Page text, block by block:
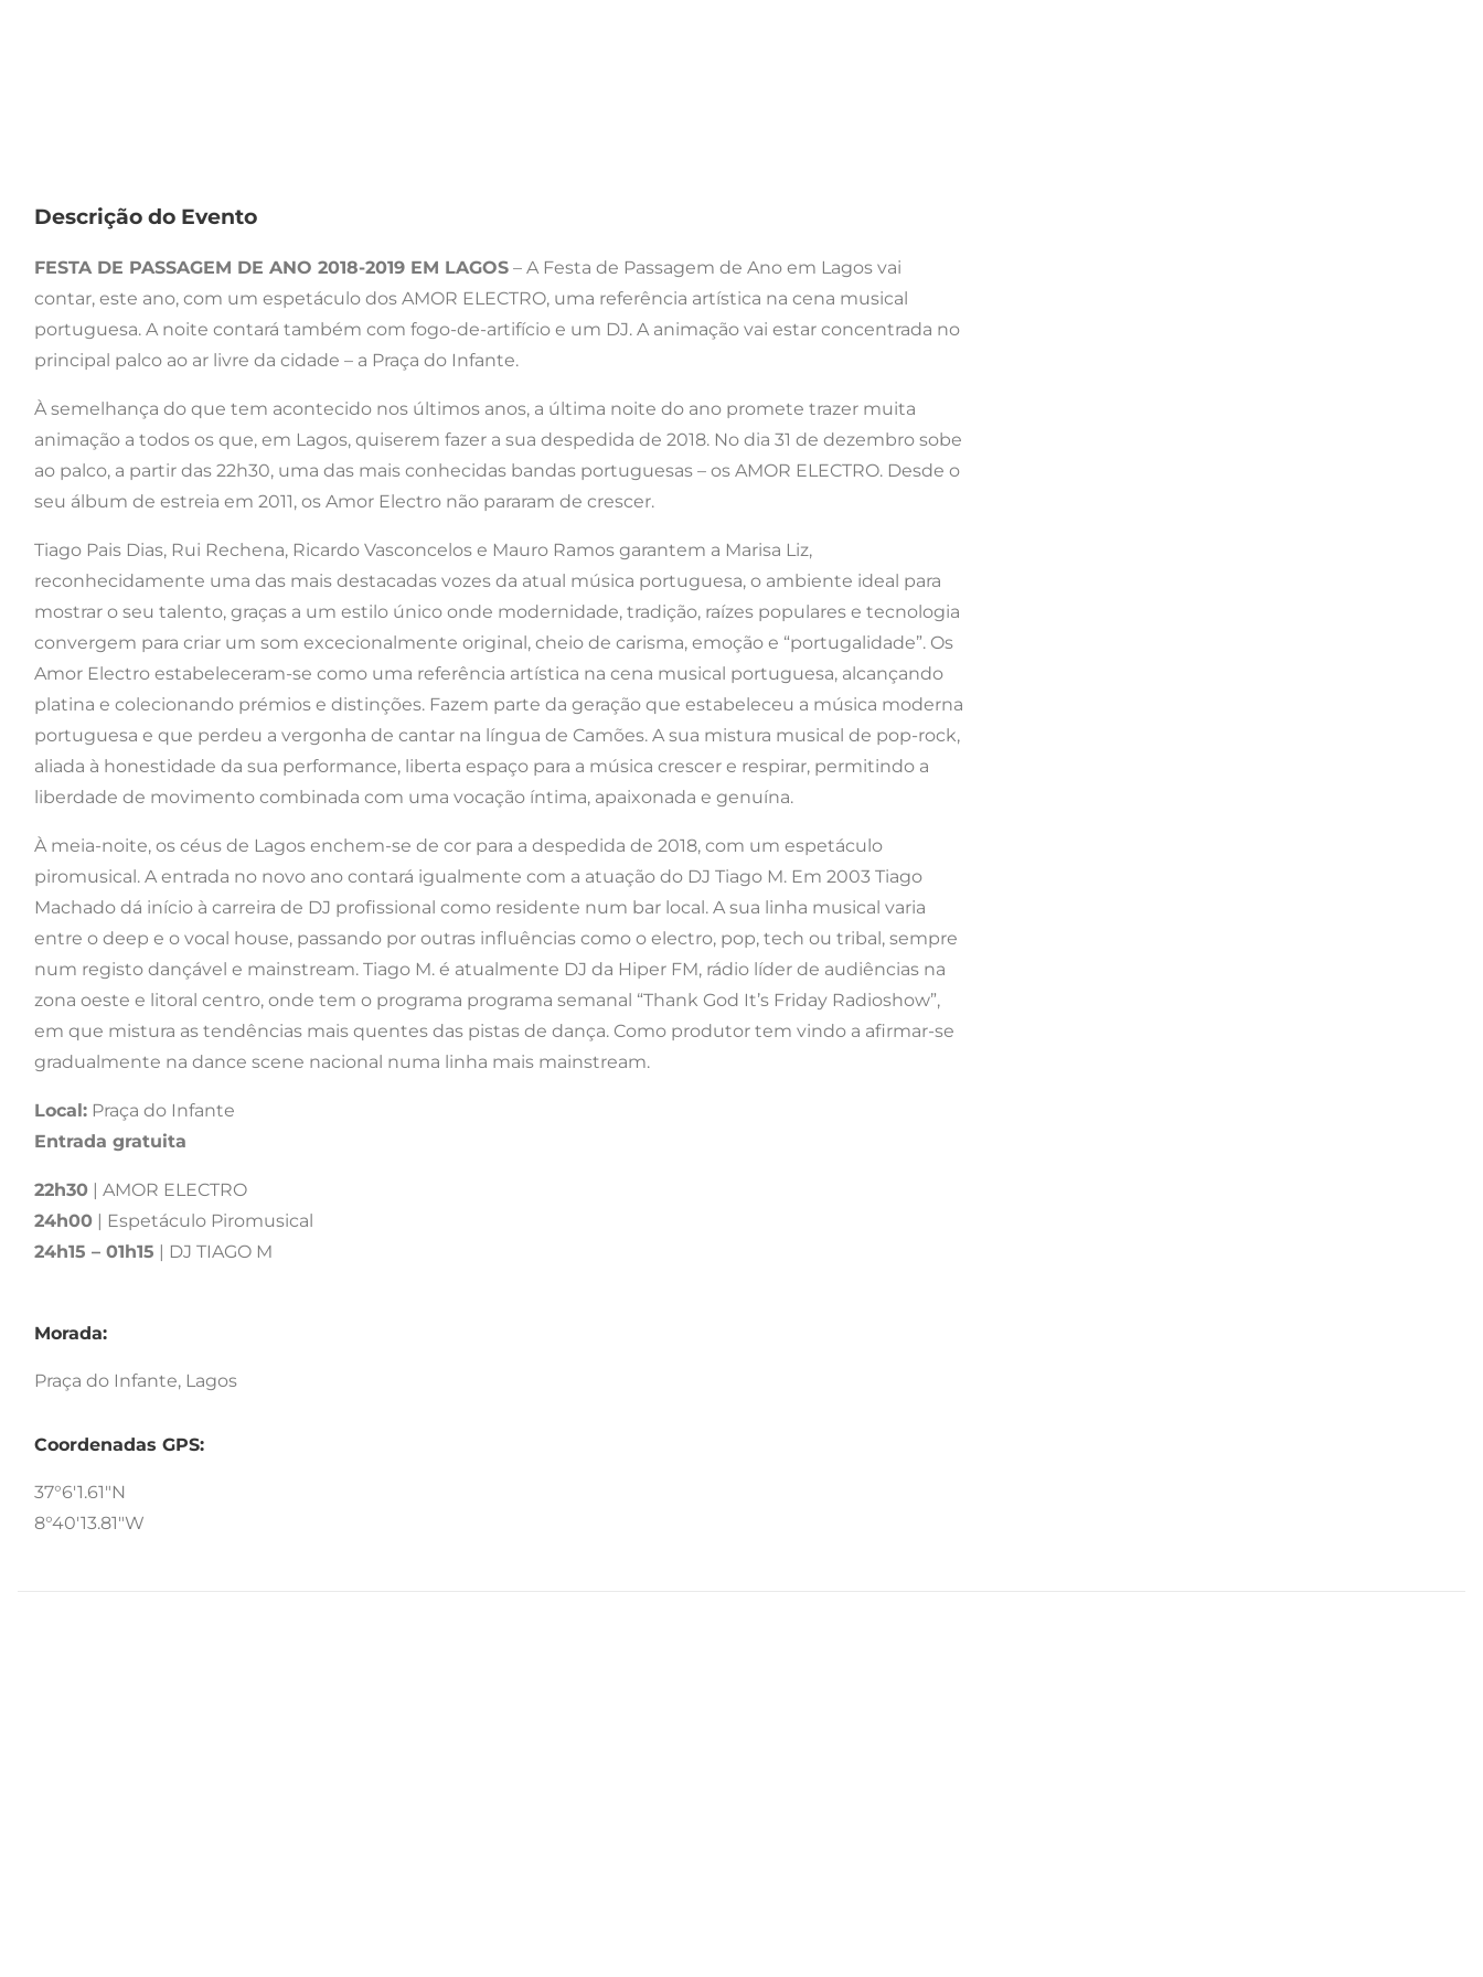
Descrição do Evento
FESTA DE PASSAGEM DE ANO 2018-2019 EM LAGOS – A Festa de Passagem de Ano em Lagos vai
contar, este ano, com um espetáculo dos AMOR ELECTRO, uma referência artística na cena musical
portuguesa. A noite contará também com fogo-de-artifício e um DJ. A animação vai estar concentrada no
principal palco ao ar livre da cidade – a Praça do Infante.
À semelhança do que tem acontecido nos últimos anos, a última noite do ano promete trazer muita
animação a todos os que, em Lagos, quiserem fazer a sua despedida de 2018. No dia 31 de dezembro sobe
ao palco, a partir das 22h30, uma das mais conhecidas bandas portuguesas – os AMOR ELECTRO. Desde o
seu álbum de estreia em 2011, os Amor Electro não pararam de crescer.
Tiago Pais Dias, Rui Rechena, Ricardo Vasconcelos e Mauro Ramos garantem a Marisa Liz,
reconhecidamente uma das mais destacadas vozes da atual música portuguesa, o ambiente ideal para
mostrar o seu talento, graças a um estilo único onde modernidade, tradição, raízes populares e tecnologia
convergem para criar um som excecionalmente original, cheio de carisma, emoção e “portugalidade”. Os
Amor Electro estabeleceram-se como uma referência artística na cena musical portuguesa, alcançando
platina e colecionando prémios e distinções. Fazem parte da geração que estabeleceu a música moderna
portuguesa e que perdeu a vergonha de cantar na língua de Camões. A sua mistura musical de pop-rock,
aliada à honestidade da sua performance, liberta espaço para a música crescer e respirar, permitindo a
liberdade de movimento combinada com uma vocação íntima, apaixonada e genuína.
À meia-noite, os céus de Lagos enchem-se de cor para a despedida de 2018, com um espetáculo
piromusical. A entrada no novo ano contará igualmente com a atuação do DJ Tiago M. Em 2003 Tiago
Machado dá início à carreira de DJ profissional como residente num bar local. A sua linha musical varia
entre o deep e o vocal house, passando por outras influências como o electro, pop, tech ou tribal, sempre
num registo dançável e mainstream. Tiago M. é atualmente DJ da Hiper FM, rádio líder de audiências na
zona oeste e litoral centro, onde tem o programa programa semanal “Thank God It’s Friday Radioshow”,
em que mistura as tendências mais quentes das pistas de dança. Como produtor tem vindo a afirmar-se
gradualmente na dance scene nacional numa linha mais mainstream.
Local: Praça do Infante
Entrada gratuita
22h30 | AMOR ELECTRO
24h00 | Espetáculo Piromusical
24h15 – 01h15 | DJ TIAGO M
Morada:
Praça do Infante, Lagos
Coordenadas GPS:
37°6'1.61"N
8°40'13.81"W